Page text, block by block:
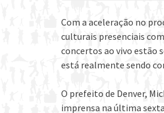
Com a aceleração no
culturais presenciais
concertos ao vivo estão
está realmente sendo
O prefeito de Denver,
imprensa na última